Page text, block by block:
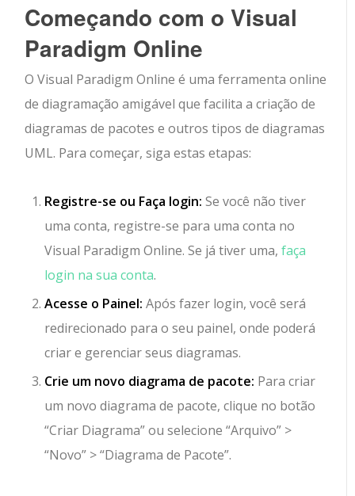
Começando com o Visual
Paradigm Online
O Visual Paradigm Online é uma ferramenta online
de diagramação amigável que facilita a criação de
diagramas de pacotes e outros tipos de diagramas
UML. Para começar, siga estas etapas:
Registre-se ou Faça login: Se você não tiver
uma conta, registre-se para uma conta no
Visual Paradigm Online. Se já tiver uma,faça
login na sua conta.
Acesse o Painel: Após fazer login, você será
redirecionado para o seu painel, onde poderá
criar e gerenciar seus diagramas.
Crie um novo diagrama de pacote: Para criar
um novo diagrama de pacote, clique no botão
“Criar Diagrama” ou selecione “Arquivo” >
“Novo” > “Diagrama de Pacote”.